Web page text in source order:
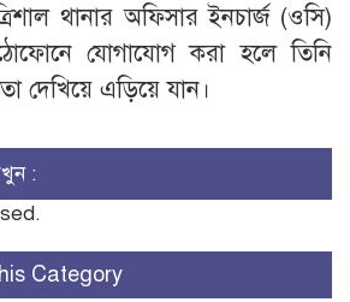
থানার অফিসার ইনচার্জ (ওসি)
যোগাযোগ করা হলে তিনি
দেখিয়ে এড়িয়ে যান।
:
Category